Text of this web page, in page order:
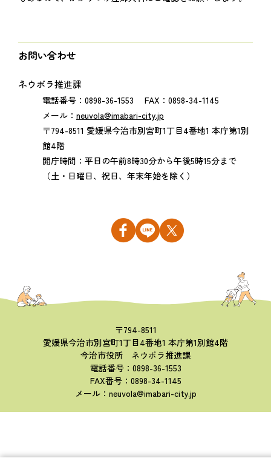
お問い合わせ
ネウボラ推進課
電話番号：0898-36-1553 FAX：0898-34-1145
メール： neuvola@imabari-city.jp
〒794-8511 愛媛県今治市別宮町1丁目4番地1 本庁第1別
館4階
開庁時間：平日の午前8時30分から午後5時15分まで
（土・日曜日、祝日、年末年始を除く）
〒794-8511
愛媛県今治市別宮町1丁目4番地1 本庁第1別館4階
今治市役所 ネウボラ推進課
電話番号：0898-36-1553
FAX番号：0898-34-1145
メール：neuvola@imabari-city.jp